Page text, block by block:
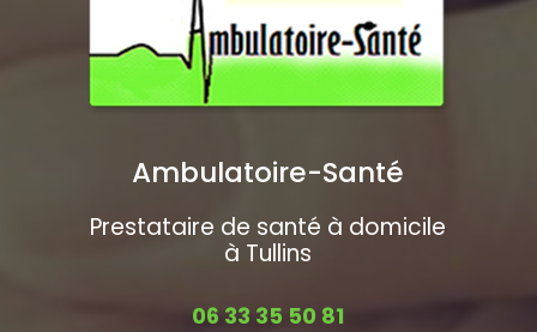
Ambulatoire-Santé
Prestataire de santé à domicile
à Tullins
06 33 35 50 81